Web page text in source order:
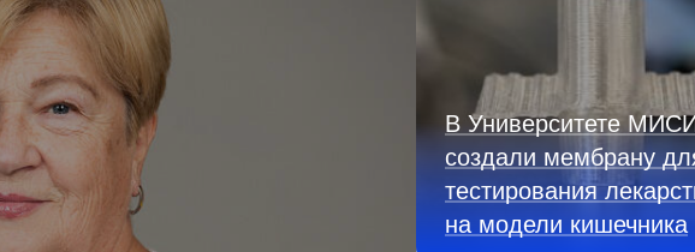
В Университете
создали мембрану
тестирования
на модели кишечника